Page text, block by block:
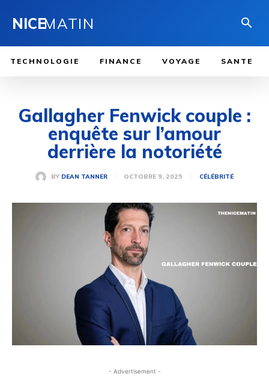
NICEMATIN
TECHNOLOGIE FINANCE VOYAGE SANTE
Gallagher Fenwick couple :
enquête sur l’amour
derrière la notoriété
BY DEAN TANNER OCTOBRE 9, 2025 CÉLÉBRITÉ
- Advertisement -